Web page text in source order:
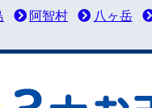
阿智村 八ヶ岳